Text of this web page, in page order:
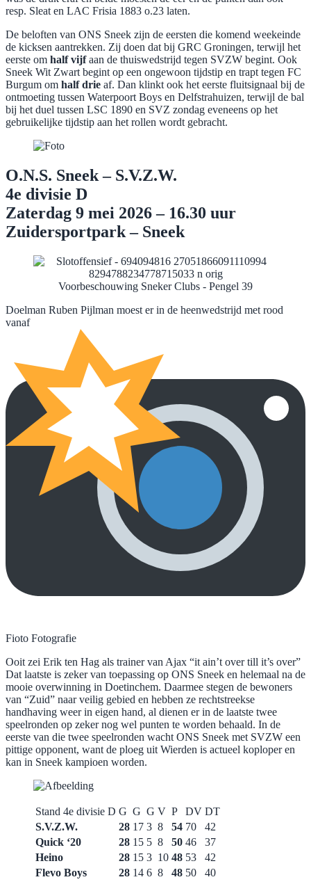
resp. Sleat en LAC Frisia 1883 o.23 laten.
De beloften van ONS Sneek zijn de eersten die komend weekeinde
de kicksen aantrekken. Zij doen dat bij GRC Groningen, terwijl het
eerste om half vijfaan de thuiswedstrijd tegen SVZW begint. Ook
Sneek Wit Zwart begint op een ongewoon tijdstip en trapt tegen FC
Burgum om half drie af. Dan klinkt ook het eerste fluitsignaal bij de
ontmoeting tussen Waterpoort Boys en Delfstrahuizen, terwijl de bal
bij het duel tussen LSC 1890 en SVZ zondag eveneens op het
gebruikelijke tijdstip aan het rollen wordt gebracht.
O.N.S. Sneek – S.V.Z.W.
4e divisie D
Zaterdag 9 mei 2026 – 16.30 uur
Zuidersportpark – Sneek
Voorbeschouwing Sneker Clubs - Pengel 39
Doelman Ruben Pijlman moest er in de heenwedstrijd met rood
vanaf
Fioto Fotografie
Ooit zei Erik ten Hag als trainer van Ajax “it ain’t over till it’s over”
Dat laatste is zeker van toepassing op ONS Sneek en helemaal na de
mooie overwinning in Doetinchem. Daarmee stegen de bewoners
van “Zuid” naar veilig gebied en hebben ze rechtstreekse
handhaving weer in eigen hand, al dienen er in de laatste twee
speelronden op zeker nog wel punten te worden behaald. In de
eerste van die twee speelronden wacht ONS Sneek met SVZW een
pittige opponent, want de ploeg uit Wierden is actueel koploper en
kan in Sneek kampioen worden.
Stand 4e divisie D G G G V P DV DT
S.V.Z.W.
28 17 3 8 54 70
42
Quick ‘20
28 15 5 8 50 46
37
Heino
28 15 3 10 48 53
42
Flevo Boys
28 14 6 8 48 50 40